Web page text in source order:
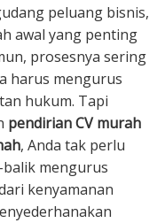
peluang bisnis,
awal yang penting
prosesnya sering
harus mengurus
hukum. Tapi
pendirian CV murah
, Anda tak perlu
mengurus
kenyamanan